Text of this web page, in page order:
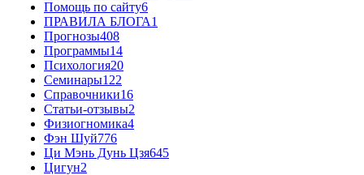
Помощь по сайту6
ПРАВИЛА БЛОГА1
Прогнозы408
Программы14
Психология20
Семинары122
Справочники16
Статьи-отзывы2
Физиогномика4
Фэн Шуй776
Ци Мэнь Дунь Цзя645
Цигун2